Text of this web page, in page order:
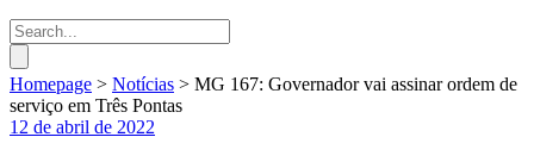
Homepage > Notícias > MG 167: Governador vai assinar ordem de
serviço em Três Pontas
12 de abril de 2022